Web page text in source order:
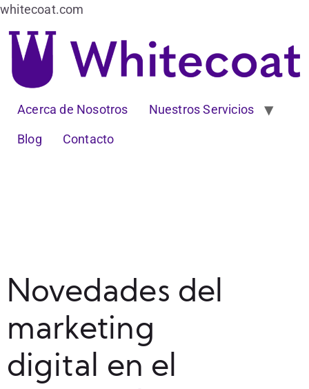
whitecoat.com
Acerca de Nosotros Nuestros Servicios
Blog Contacto
Novedades del
marketing
digital en el